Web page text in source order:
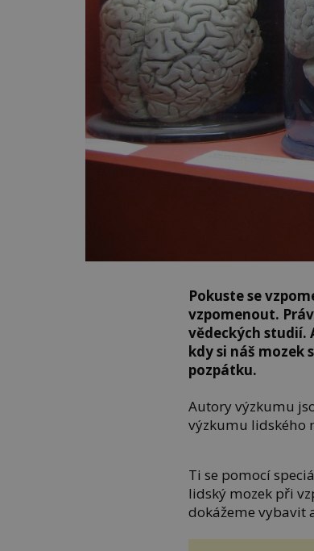
Pokuste se
vzpomenout.
vědeckých studií.
kdy si náš mozek
pozpátku.
Autory výzkumu
výzkumu lidského
Ti se pomocí
lidský mozek při
dokážeme vybavit